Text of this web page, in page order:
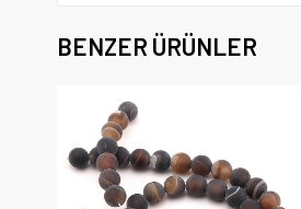
BENZER ÜRÜNLER